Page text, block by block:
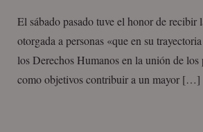
El sábado pasado tuve el honor de
otorgada a personas «que en su
los Derechos Humanos en la unión de
como objetivos contribuir a un mayor […]